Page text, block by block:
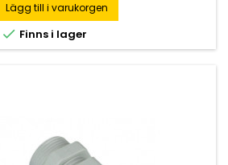
Lägg till i varukorgen
 Finns i lager